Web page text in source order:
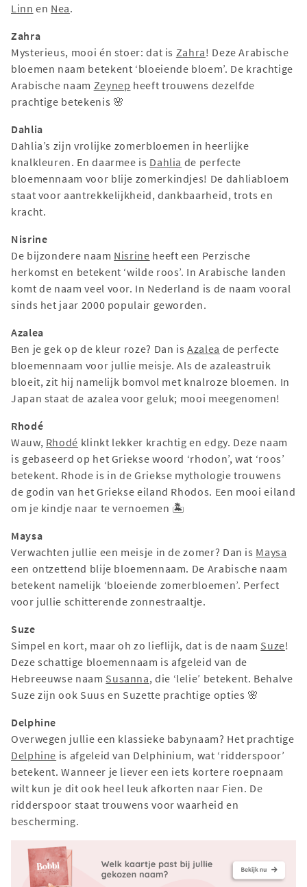
Linn en Nea.
Zahra
Mysterieus, mooi én stoer: dat is Zahra! Deze Arabische
bloemen naam betekent ‘bloeiende bloem’. De krachtige
Arabische naam Zeynep heeft trouwens dezelfde
prachtige betekenis 🌸
Dahlia
Dahlia’s zijn vrolijke zomerbloemen in heerlijke
knalkleuren. En daarmee is Dahlia de perfecte
bloemennaam voor blije zomerkindjes! De dahliabloem
staat voor aantrekkelijkheid, dankbaarheid, trots en
kracht.
Nisrine
De bijzondere naam Nisrine heeft een Perzische
herkomst en betekent ‘wilde roos’. In Arabische landen
komt de naam veel voor. In Nederland is de naam vooral
sinds het jaar 2000 populair geworden.
Azalea
Ben je gek op de kleur roze? Dan isAzalea de perfecte
bloemennaam voor jullie meisje. Als de azaleastruik
bloeit, zit hij namelijk bomvol met knalroze bloemen. In
Japan staat de azalea voor geluk; mooi meegenomen!
Rhodé
Wauw, Rhodé klinkt lekker krachtig en edgy. Deze naam
is gebaseerd op het Griekse woord ‘rhodon’, wat ‘roos’
betekent. Rhode is in de Griekse mythologie trouwens
de godin van het Griekse eiland Rhodos. Een mooi eiland
om je kindje naar te vernoemen 🏝
Maysa
Verwachten jullie een meisje in de zomer? Dan is Maysa
een ontzettend blije bloemennaam. De Arabische naam
betekent namelijk ‘bloeiende zomerbloemen’. Perfect
voor jullie schitterende zonnestraaltje.
Suze
Simpel en kort, maar oh zo lieflijk, dat is de naam Suze!
Deze schattige bloemennaam is afgeleid van de
Hebreeuwse naam Susanna, die ‘lelie’ betekent. Behalve
Suze zijn ook Suus en Suzette prachtige opties 🌸
Delphine
Overwegen jullie een klassieke babynaam? Het prachtige
Delphine is afgeleid van Delphinium, wat ‘ridderspoor’
betekent. Wanneer je liever een iets kortere roepnaam
wilt kun je dit ook heel leuk afkorten naar Fien. De
ridderspoor staat trouwens voor waarheid en
bescherming.